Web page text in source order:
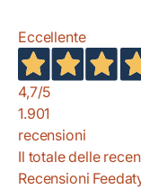
Eccellente
4,7/5
1.901
recensioni
Il totale delle
Recensioni